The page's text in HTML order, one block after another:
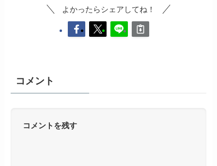
よかったらシェアしてね！
コメント
コメントを残す